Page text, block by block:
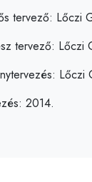
tervező: Lőczi
tervező: Lőczi
Lőczi
2014.